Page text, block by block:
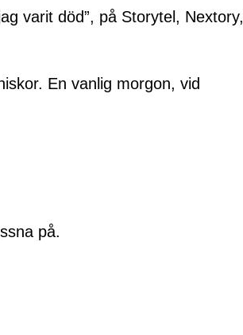
varit död”, på Storytel, Nextory,
En vanlig morgon, vid
på.